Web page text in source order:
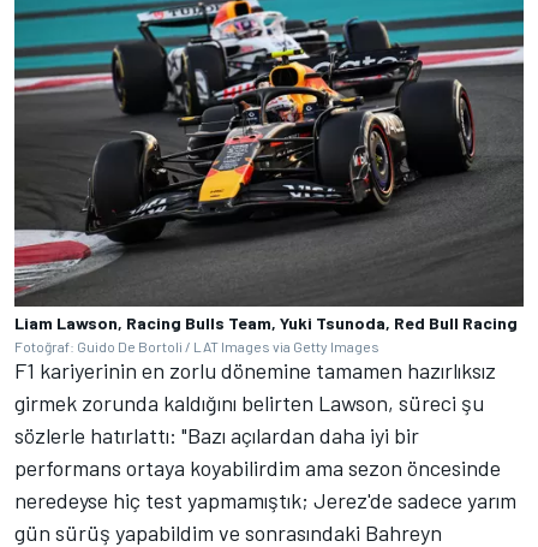
Liam Lawson, Racing Bulls Team, Yuki Tsunoda, Red Bull Racing
Fotoğraf: Guido De Bortoli / LAT Images via Getty Images
F1 kariyerinin en zorlu dönemine tamamen hazırlıksız
girmek zorunda kaldığını belirten Lawson, süreci şu
sözlerle hatırlattı: "Bazı açılardan daha iyi bir
performans ortaya koyabilirdim ama sezon öncesinde
neredeyse hiç test yapmamıştık; Jerez'de sadece yarım
gün sürüş yapabildim ve sonrasındaki Bahreyn